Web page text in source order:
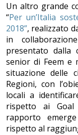
Un altro grande
“Per un’Italia
2018”, realizzato
in
presentato dalla
senior di Feem e
situazione delle
Regioni, con
locali a
rispetto ai Goal
rapporto
rispetto al